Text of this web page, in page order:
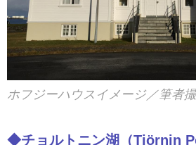
ホフジーハウスイメージ／筆者
◆チョルトニン湖（Tjörnin